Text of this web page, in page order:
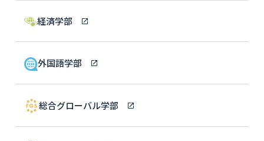
経済学部
外国語学部
総合グローバル学部